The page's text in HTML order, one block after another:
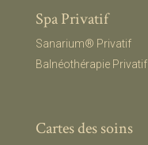
Spa Privatif
Sanarium® Privatif
Balnéothérapie Privatif
Cartes des soins